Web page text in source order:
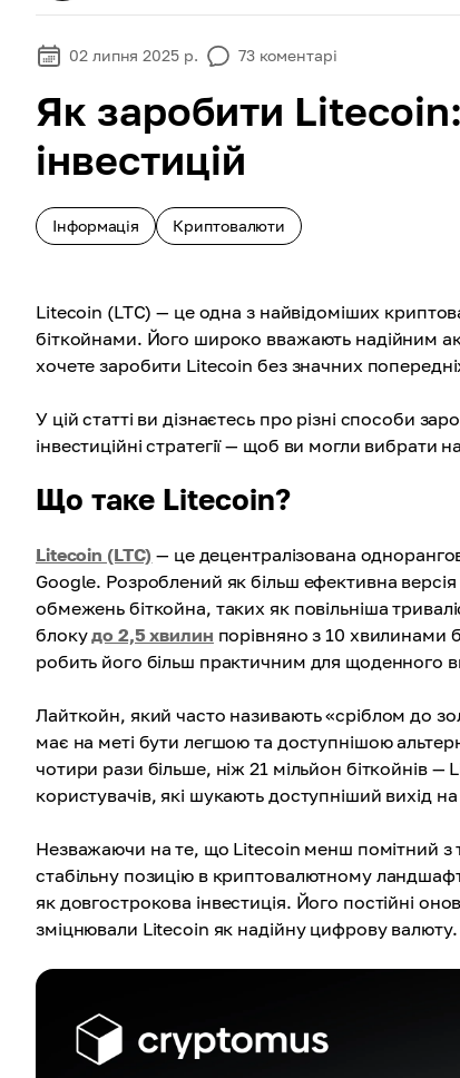
02 липня 2025 р. 73 коментарі
Як заробити
інвестицій
Інформація Криптовалюти
Litecoin (LTC) — це одна з найвідоміших
біткойнами. Його широко вважають надійним
хочете заробити Litecoin без значних
У цій статті ви дізнаєтесь про різні способи
інвестиційні стратегії — щоб ви могли вибрати
Що таке Litecoin?
Litecoin (LTC) — це децентралізована
Google. Розроблений як більш ефективна
обмежень біткойна, таких як повільніша
блокудо 2,5 хвилин порівняно з 10 хвилинами
робить його більш практичним для щоденного
Лайткойн, який часто називають «сріблом до
має на меті бути легшою та доступнішою
чотири рази більше, ніж 21 мільйон біткойнів
користувачів, які шукають доступніший вихід
Незважаючи на те, що Litecoin менш помітний з
стабільну позицію в криптовалютному
як довгострокова інвестиція. Його постійні
зміцнювали Litecoin як надійну цифрову валюту.